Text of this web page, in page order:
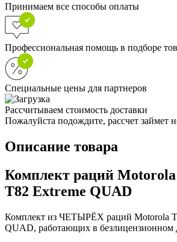
Принимаем все способы оплаты
Профессиональная помощь в подборе
Специальные цены для партнеров
Рассчитываем стоимость доставки
Пожалуйста подождите, рассчет займет
Описание товара
Комплект раций
T82 Extreme QUAD
Комплект из ЧЕТЫРЁХ раций Motorola
QUAD, работающих в безлицензионном